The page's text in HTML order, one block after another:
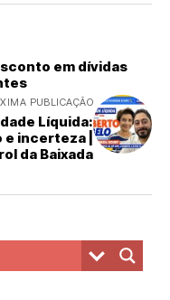
em dívidas
PUBLICAÇÃO
Líquida:
incerteza |
da Baixada